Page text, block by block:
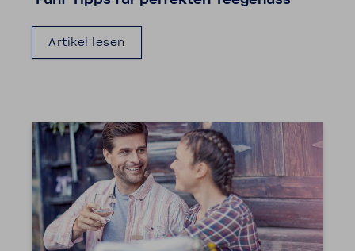
Artikel lesen